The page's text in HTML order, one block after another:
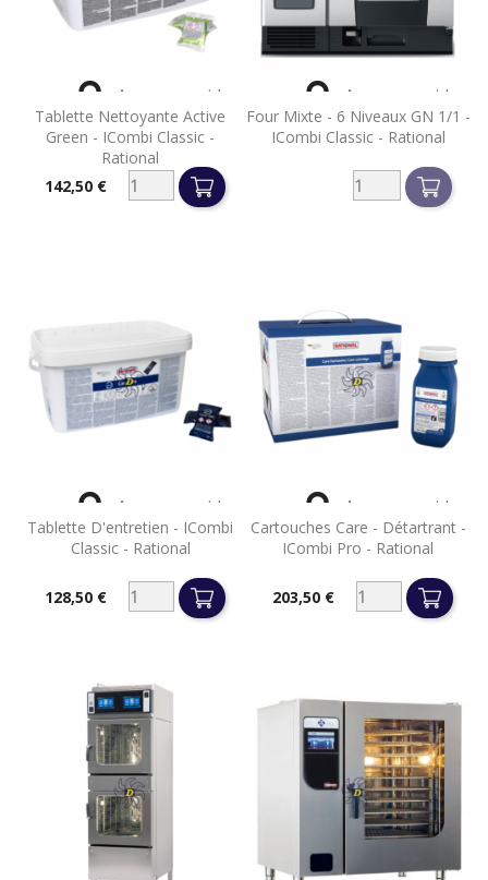
Tablette Nettoyante Active
Green - ICombi Classic -
Rational
Prix142,50 €
 Aperçu rapide
Four Mixte - 6 Niveaux GN 1/1 -
ICombi Classic - Rational
 Aperçu rapide
Tablette D'entretien - ICombi
Classic - Rational
Prix128,50 €
 Aperçu rapide
Cartouches Care - Détartrant -
ICombi Pro - Rational
Prix203,50 €
 Aperçu rapide